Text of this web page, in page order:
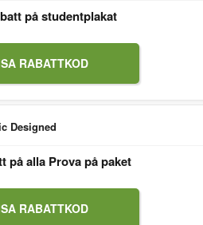
på studentplakat
RABATTKOD
Designed
på alla Prova på paket
RABATTKOD